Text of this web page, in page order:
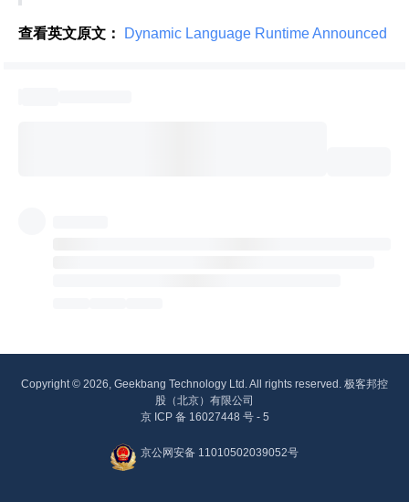
查看英文原文： Dynamic Language Runtime Announced
Copyright © 2026, Geekbang Technology Ltd. All rights reserved. 极客邦控
股（北京）有限公司
京 ICP 备 16027448 号 - 5
京公网安备 11010502039052号